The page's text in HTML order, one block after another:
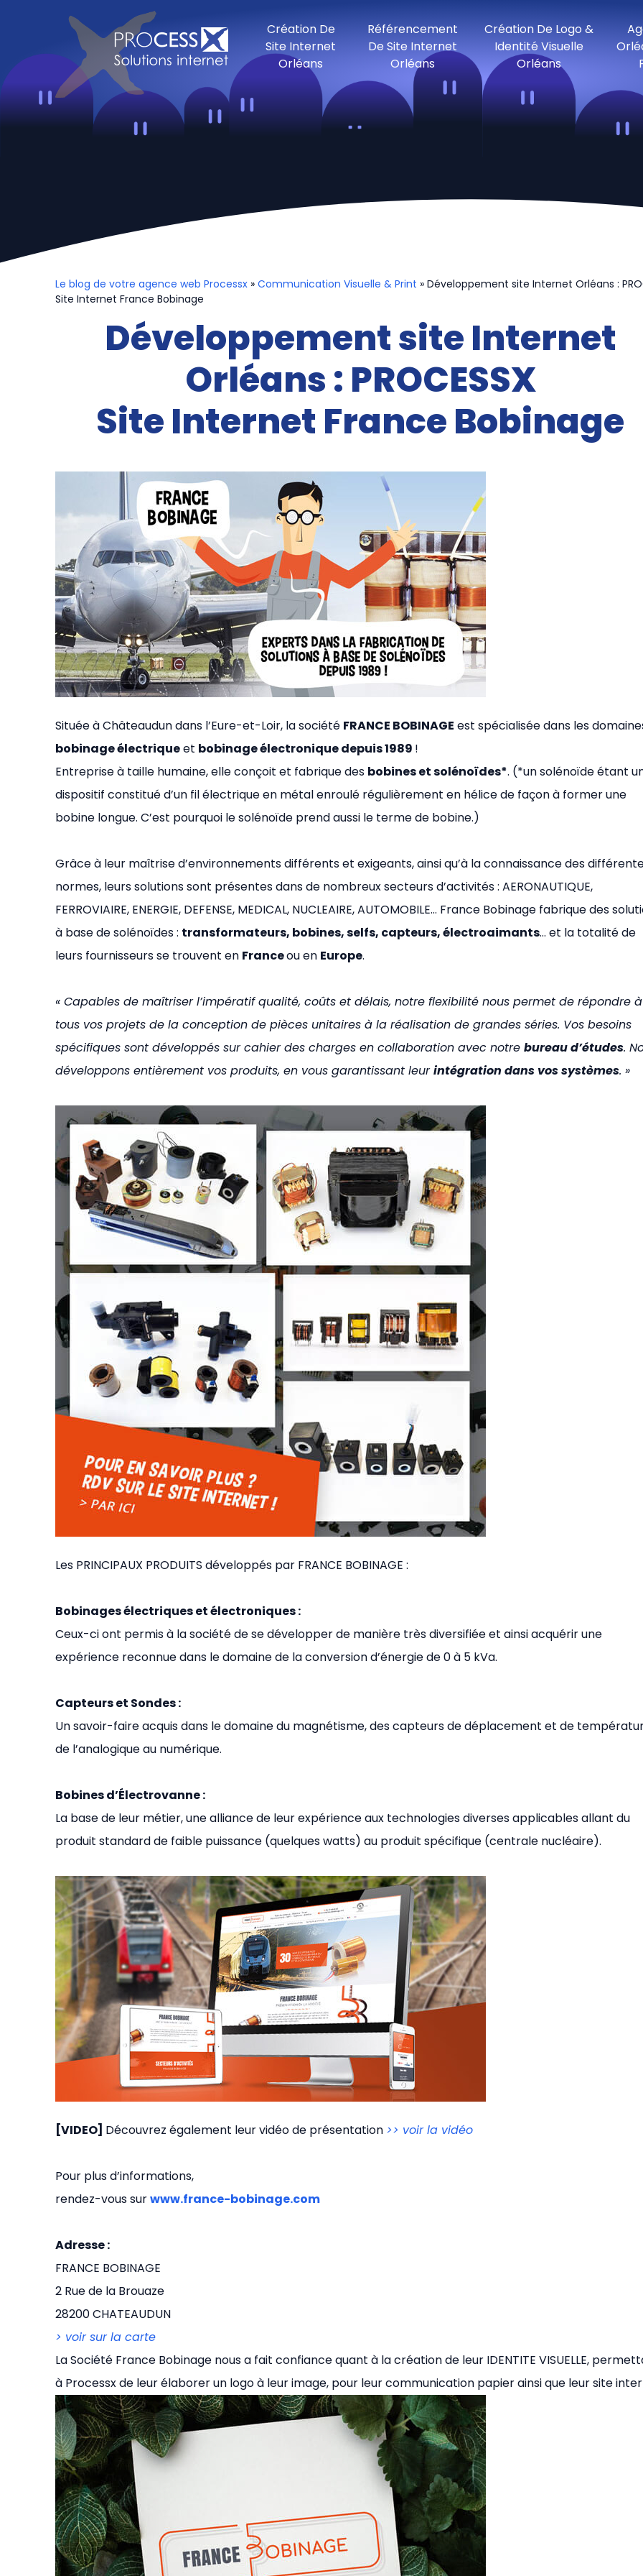
Création De
Site Internet
Orléans
Référencement
De Site Internet
Orléans
Création De Logo &
Identité Visuelle
Orléans
Le blog de votre agence web Processx » Communication Visuelle & Print » Développement site Internet Orléans :
Site Internet France Bobinage
Développement site Internet
Orléans : PROCESSX
Site Internet France Bobinage
Située à Châteaudun dans l’Eure-et-Loir, la société FRANCE BOBINAGE est spécialisée dans les
bobinage électriqueet bobinage électronique depuis 1989 !
Entreprise à taille humaine, elle conçoit et fabrique des bobines et solénoïdes*. (*un solénoïde étant
dispositif constitué d’un fil électrique en métal enroulé régulièrement en hélice de façon à former une
bobine longue. C’est pourquoi le solénoïde prend aussi le terme de bobine.)
Grâce à leur maîtrise d’environnements différents et exigeants, ainsi qu’à la connaissance des
normes, leurs solutions sont présentes dans de nombreux secteurs d’activités : AERONAUTIQUE,
FERROVIAIRE, ENERGIE, DEFENSE, MEDICAL, NUCLEAIRE, AUTOMOBILE… France Bobinage fabrique des
à base de solénoïdes : transformateurs, bobines, selfs, capteurs, électroaimants… et la totalité de
leurs fournisseurs se trouvent en Franceou en Europe.
« Capables de maîtriser l’impératif qualité, coûts et délais, notre flexibilité nous permet de répondre à
tous vos projets de la conception de pièces unitaires à la réalisation de grandes séries. Vos besoins
spécifiques sont développés sur cahier des charges en collaboration avec notre bureau d’études.
développons entièrement vos produits, en vous garantissant leurintégration dans vos systèmes. »
Les PRINCIPAUX PRODUITS développés par FRANCE BOBINAGE :
Bobinages électriques et électroniques :
Ceux-ci ont permis à la société de se développer de manière très diversifiée et ainsi acquérir une
expérience reconnue dans le domaine de la conversion d’énergie de 0 à 5 kVa.
Capteurs et Sondes :
Un savoir-faire acquis dans le domaine du magnétisme, des capteurs de déplacement et de
de l’analogique au numérique.
Bobines d’Électrovanne :
La base de leur métier, une alliance de leur expérience aux technologies diverses applicables allant du
produit standard de faible puissance (quelques watts) au produit spécifique (centrale nucléaire).
[VIDEO] Découvrez également leur vidéo de présentation >> voir la vidéo
Pour plus d’informations,
rendez-vous surwww.france-bobinage.com
Adresse :
FRANCE BOBINAGE
2 Rue de la Brouaze
28200 CHATEAUDUN
> voir sur la carte
La Société France Bobinage nous a fait confiance quant à la création de leur IDENTITE VISUELLE,
à Processx de leur élaborer un logo à leur image, pour leur communication papier ainsi que leur site